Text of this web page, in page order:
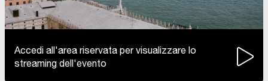
Accedi all'area riservata per visualizzare lo
streaming dell'evento